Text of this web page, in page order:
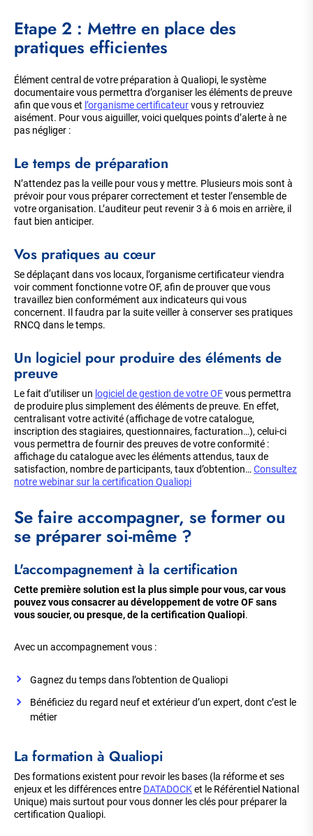
Etape 2 : Mettre en place des
pratiques efficientes
Élément central de votre préparation à Qualiopi, le système
documentaire vous permettra d’organiser les éléments de preuve
afin que vous et l’organisme certificateurvous y retrouviez
aisément. Pour vous aiguiller, voici quelques points d’alerte à ne
pas négliger :
Le temps de préparation
N’attendez pas la veille pour vous y mettre. Plusieurs mois sont à
prévoir pour vous préparer correctement et tester l’ensemble de
votre organisation. L’auditeur peut revenir 3 à 6 mois en arrière, il
faut bien anticiper.
Vos pratiques au cœur
Se déplaçant dans vos locaux, l’organisme certificateur viendra
voir comment fonctionne votre OF, afin de prouver que vous
travaillez bien conformément aux indicateurs qui vous
concernent. Il faudra par la suite veiller à conserver ses pratiques
RNCQ dans le temps.
Un logiciel pour produire des éléments de
preuve
Le fait d’utiliser un logiciel de gestion de votre OFvous permettra
de produire plus simplement des éléments de preuve. En effet,
centralisant votre activité (affichage de votre catalogue,
inscription des stagiaires, questionnaires, facturation…), celui-ci
vous permettra de fournir des preuves de votre conformité :
affichage du catalogue avec les éléments attendus, taux de
satisfaction, nombre de participants, taux d’obtention… Consultez
notre webinar sur la certification Qualiopi
Se faire accompagner, se former ou
se préparer soi-même ?
L'accompagnement à la certification
Cette première solution est la plus simple pour vous, car vous
pouvez vous consacrer au développement de votre OF sans
vous soucier, ou presque, de la certification Qualiopi.
Avec un accompagnement vous :
Gagnez du temps dans l’obtention de Qualiopi
Bénéficiez du regard neuf et extérieur d’un expert, dont c’est le
métier
La formation à Qualiopi
Des formations existent pour revoir les bases (la réforme et ses
enjeux et les différences entre DATADOCKet le Référentiel National
Unique) mais surtout pour vous donner les clés pour préparer la
certification Qualiopi.